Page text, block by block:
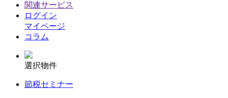
関連サービス
ログイン
マイページ
コラム
選択物件
節税セミナー